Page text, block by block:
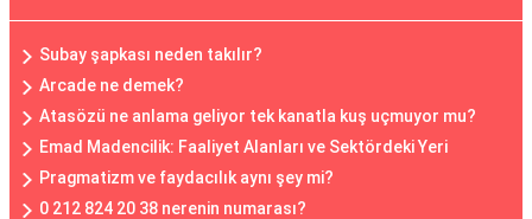
Subay şapkası neden takılır?
Arcade ne demek?
Atasözü ne anlama geliyor tek kanatla kuş uçmuyor mu?
Emad Madencilik: Faaliyet Alanları ve Sektördeki Yeri
Pragmatizm ve faydacılık aynı şey mi?
0 212 824 20 38 nerenin numarası?